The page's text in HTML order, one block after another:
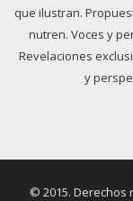
que ilustran.
nutren. Voces y
Revelaciones
y
© 2015. Derechos